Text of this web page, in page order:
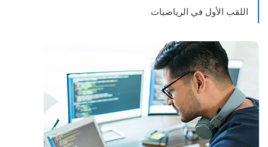
اللقب الأول في الرياضيات